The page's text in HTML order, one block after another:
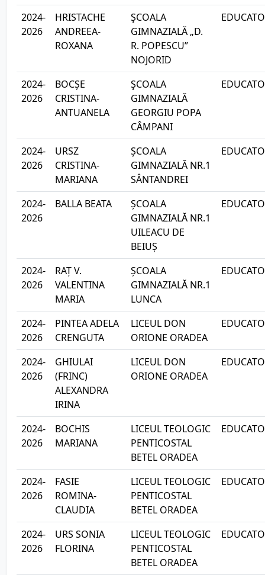
2024-
2026
HRISTACHE
ANDREEA-
ROXANA
ŞCOALA
GIMNAZIALĂ „D.
R. POPESCU”
NOJORID
2024-
2026
BOCȘE
CRISTINA-
ANTUANELA
ŞCOALA
GIMNAZIALĂ
GEORGIU POPA
CÂMPANI
2024-
2026
URSZ
CRISTINA-
MARIANA
ȘCOALA
GIMNAZIALĂ NR.1
SÂNTANDREI
2024-
2026
BALLA BEATA
ȘCOALA
GIMNAZIALĂ NR.1
UILEACU DE
BEIUȘ
2024-
2026
RAȚ V.
VALENTINA
MARIA
ȘCOALA
GIMNAZIALĂ NR.1
LUNCA
2024-
2026
PINTEA ADELA
CRENGUTA
LICEUL DON
ORIONE ORADEA
2024-
2026
GHIULAI
(FRINC)
ALEXANDRA
IRINA
LICEUL DON
ORIONE ORADEA
2024-
2026
BOCHIS
MARIANA
LICEUL TEOLOGIC
PENTICOSTAL
BETEL ORADEA
2024-
2026
FASIE
ROMINA-
CLAUDIA
LICEUL TEOLOGIC
PENTICOSTAL
BETEL ORADEA
2024-
2026
URS SONIA
FLORINA
LICEUL TEOLOGIC
PENTICOSTAL
BETEL ORADEA